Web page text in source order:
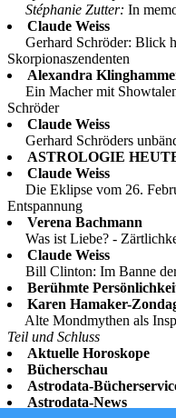
Stéphanie Zutter: In
Claude Weiss
Gerhard Schröder: Blick
Skorpionaszendenten
Alexandra
Ein Macher mit
Schröder
Claude Weiss
Gerhard Schröders
ASTROLOGIE
Claude Weiss
Die Eklipse vom 26.
Entspannung
Verena Bachmann
Was ist Liebe? -
Claude Weiss
Bill Clinton: Im Banne
Berühmte
Karen Hamaker-
Alte Mondmythen als
Teil und Schluss
Aktuelle Horoskope
Bücherschau
Astrodata-
Astrodata-News